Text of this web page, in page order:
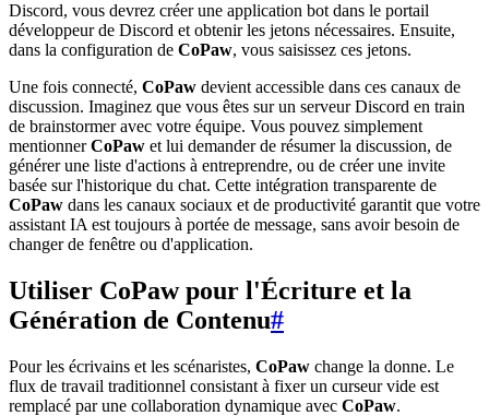
Discord, vous devrez créer une application bot dans le portail
développeur de Discord et obtenir les jetons nécessaires. Ensuite,
dans la configuration de CoPaw, vous saisissez ces jetons.
Une fois connecté, CoPaw devient accessible dans ces canaux de
discussion. Imaginez que vous êtes sur un serveur Discord en train
de brainstormer avec votre équipe. Vous pouvez simplement
mentionnerCoPaw et lui demander de résumer la discussion, de
générer une liste d'actions à entreprendre, ou de créer une invite
basée sur l'historique du chat. Cette intégration transparente de
CoPaw dans les canaux sociaux et de productivité garantit que votre
assistant IA est toujours à portée de message, sans avoir besoin de
changer de fenêtre ou d'application.
Utiliser CoPaw pour l'Écriture et la
Génération de Contenu#
Pour les écrivains et les scénaristes, CoPaw change la donne. Le
flux de travail traditionnel consistant à fixer un curseur vide est
remplacé par une collaboration dynamique avec CoPaw.